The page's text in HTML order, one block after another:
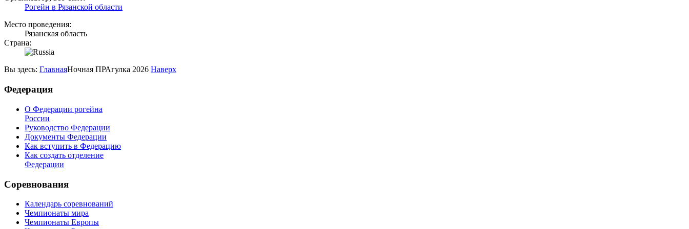
Рогейн в Рязанской области
Место проведения:
Рязанская область
Страна:
Вы здесь: ГлавнаяНочная ПРАгулка 2026 Наверх
Федерация
О Федерации рогейна
России
Руководство Федерации
Документы Федерации
Как вступить в Федерацию
Как создать отделение
Федерации
Соревнования
Календарь соревнований
Чемпионаты мира
Чемпионаты Европы